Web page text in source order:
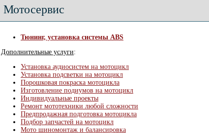
Мотосервис
Тюнинг, установка системы ABS
Дополнительные услуги:
Установка аудиосистем на мотоцикл
Установка подсветки на мотоцикл
Порошковая покраска мотоцикла
Изготовление подиумов на мотоцикл
Индивидуальные проекты
Ремонт мототехники любой сложности
Предпродажная подготовка мотоцикла
Подбор запчастей на мотоцикл
Мото шиномонтаж и балансировка